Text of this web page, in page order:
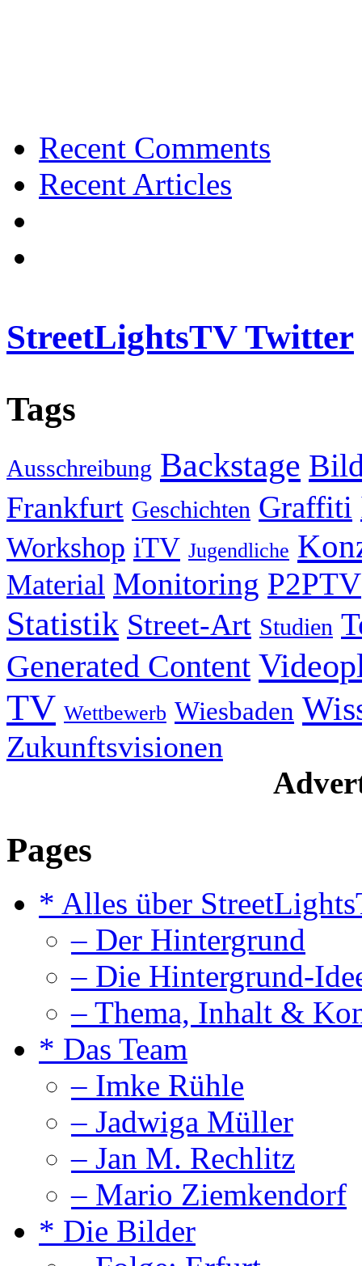
Recent Comments
Recent Articles
StreetLightsTV Twitter
Tags
Ausschreibung Backstage
Frankfurt Geschichten Graffiti
Workshop iTV Jugendliche
Material Monitoring P2PTV
Statistik Street-Art Studien
Generated Content
TV Wettbewerb Wiesbaden
Zukunftsvisionen
Pages
* Alles über
– Der Hintergrund
– Die Hintergrund-
– Thema, Inhalt &
* Das Team
– Imke Rühle
– Jadwiga Müller
– Jan M. Rechlitz
– Mario Ziemkendorf
* Die Bilder